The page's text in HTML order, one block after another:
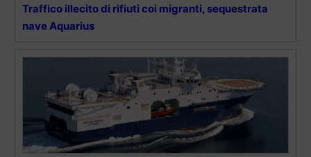
Traffico illecito di rifiuti coi migranti, sequestrata
nave Aquarius